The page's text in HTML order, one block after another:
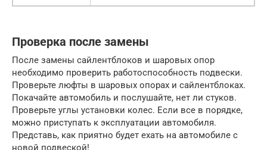
Проверка после замены
После замены сайлентблоков и шаровых опор
необходимо проверить работоспособность подвески.
Проверьте люфты в шаровых опорах и сайлентблоках.
Покачайте автомобиль и послушайте, нет ли стуков.
Проверьте углы установки колес. Если все в порядке,
можно приступать к эксплуатации автомобиля.
Представь, как приятно будет ехать на автомобиле с
новой подвеской!